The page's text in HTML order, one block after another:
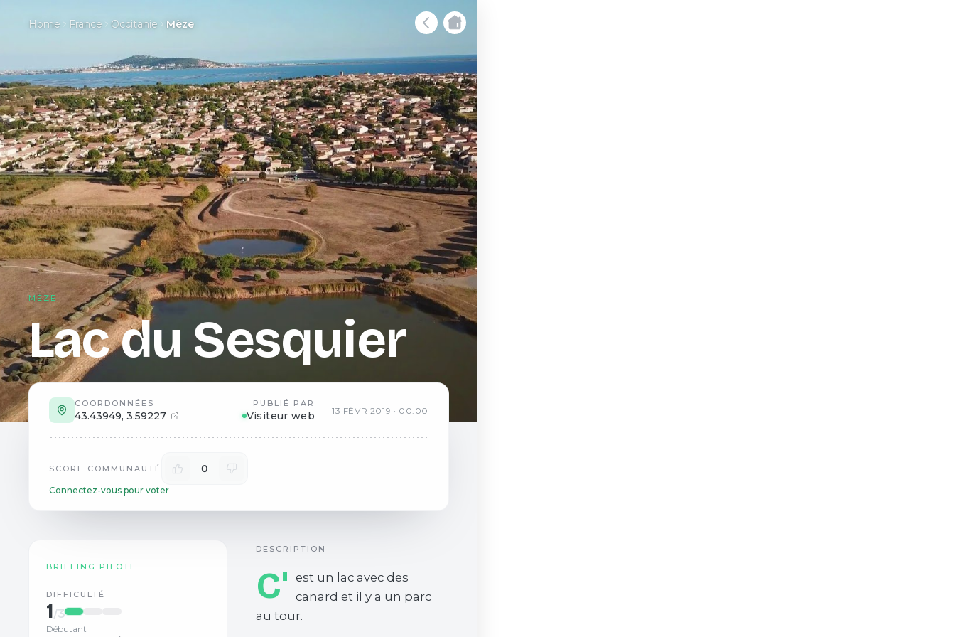
Home France Occitanie Mèze
MÈZE
Lac du Sesquier
COORDONNÉES
43.43949, 3.59227
PUBLIÉ PAR
Visiteur web 13 FÉVR 2019 · 00:00
SCORE COMMUNAUTÉ 0
Connectez-vous pour voter
BRIEFING PILOTE
DIFFICULTÉ
1/3
Débutant
DESCRIPTION
C' est un lac avec des
canard et il y a un parc
au tour.